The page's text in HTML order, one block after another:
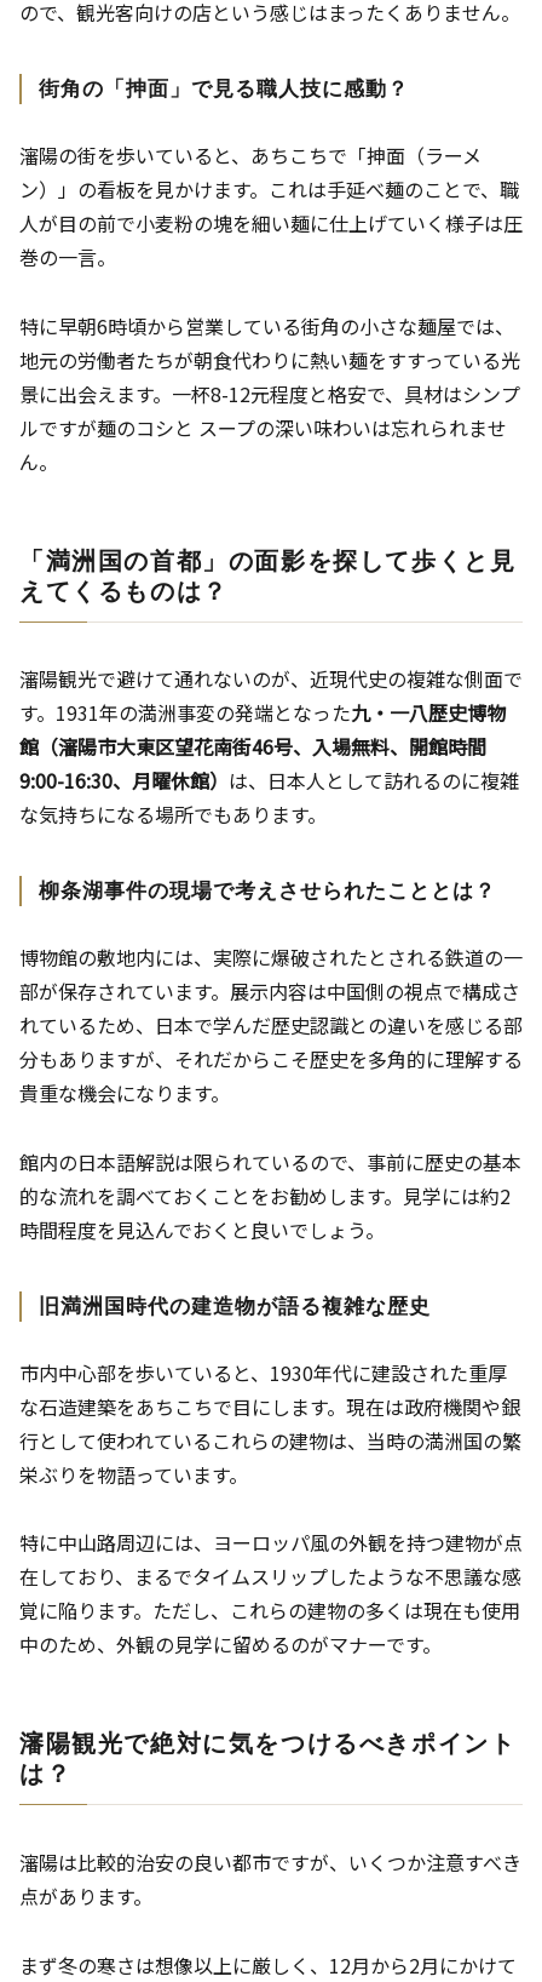
ので、観光客向けの店という感じはまったくありません。
街角の「抻面」で見る職人技に感動？
瀋陽の街を歩いていると、あちこちで「抻面（ラーメ
ン）」の看板を見かけます。これは手延べ麺のことで、職
人が目の前で小麦粉の塊を細い麺に仕上げていく様子は圧
巻の一言。
特に早朝6時頃から営業している街角の小さな麺屋では、
地元の労働者たちが朝食代わりに熱い麺をすすっている光
景に出会えます。一杯8-12元程度と格安で、具材はシンプ
ルですが麺のコシと スープの深い味わいは忘れられませ
ん。
「満洲国の首都」の面影を探して歩くと見
えてくるものは？
瀋陽観光で避けて通れないのが、近現代史の複雑な側面で
す。1931年の満洲事変の発端となった九・一八歴史博物
館（瀋陽市大東区望花南街46号、入場無料、開館時間
9:00-16:30、月曜休館） は、日本人として訪れるのに複雑
な気持ちになる場所でもあります。
柳条湖事件の現場で考えさせられたこととは？
博物館の敷地内には、実際に爆破されたとされる鉄道の一
部が保存されています。展示内容は中国側の視点で構成さ
れているため、日本で学んだ歴史認識との違いを感じる部
分もありますが、それだからこそ歴史を多角的に理解する
貴重な機会になります。
館内の日本語解説は限られているので、事前に歴史の基本
的な流れを調べておくことをお勧めします。見学には約2
時間程度を見込んでおくと良いでしょう。
旧満洲国時代の建造物が語る複雑な歴史
市内中心部を歩いていると、1930年代に建設された重厚
な石造建築をあちこちで目にします。現在は政府機関や銀
行として使われているこれらの建物は、当時の満洲国の繁
栄ぶりを物語っています。
特に中山路周辺には、ヨーロッパ風の外観を持つ建物が点
在しており、まるでタイムスリップしたような不思議な感
覚に陥ります。ただし、これらの建物の多くは現在も使用
中のため、外観の見学に留めるのがマナーです。
瀋陽観光で絶対に気をつけるべきポイント
は？
瀋陽は比較的治安の良い都市ですが、いくつか注意すべき
点があります。
まず冬の寒さは想像以上に厳しく、12月から2月にかけて